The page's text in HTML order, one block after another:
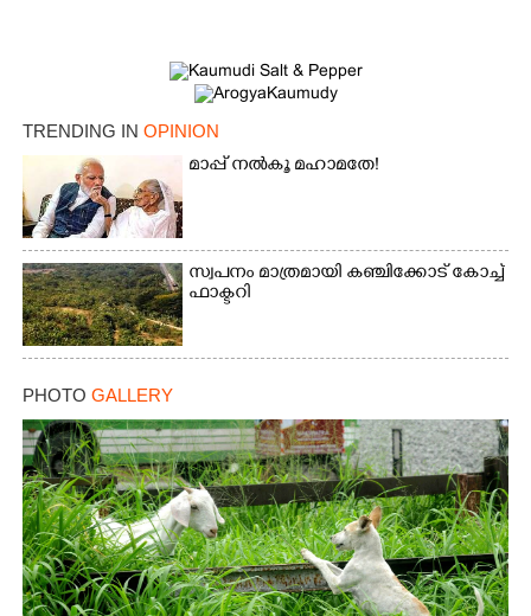
TRENDING IN OPINION
മാപ്പ് നൽകൂ മഹാമതേ!
സ്വപനം മാത്രമായി കഞ്ചിക്കോട് കോച്ച്
ഫാക്ടറി
PHOTO GALLERY